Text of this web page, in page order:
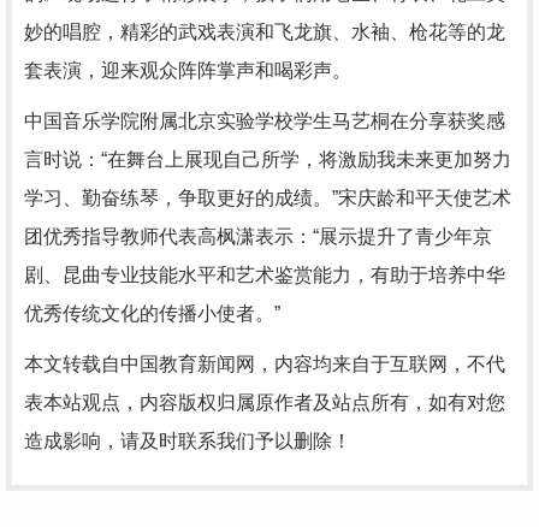
妙的唱腔，精彩的武戏表演和飞龙旗、水袖、枪花等的龙
套表演，迎来观众阵阵掌声和喝彩声。
中国音乐学院附属北京实验学校学生马艺桐在分享获奖感
言时说：“在舞台上展现自己所学，将激励我未来更加努力
学习、勤奋练琴，争取更好的成绩。”宋庆龄和平天使艺术
团优秀指导教师代表高枫潇表示：“展示提升了青少年京
剧、昆曲专业技能水平和艺术鉴赏能力，有助于培养中华
优秀传统文化的传播小使者。”
本文转载自中国教育新闻网，内容均来自于互联网，不代
表本站观点，内容版权归属原作者及站点所有，如有对您
造成影响，请及时联系我们予以删除！